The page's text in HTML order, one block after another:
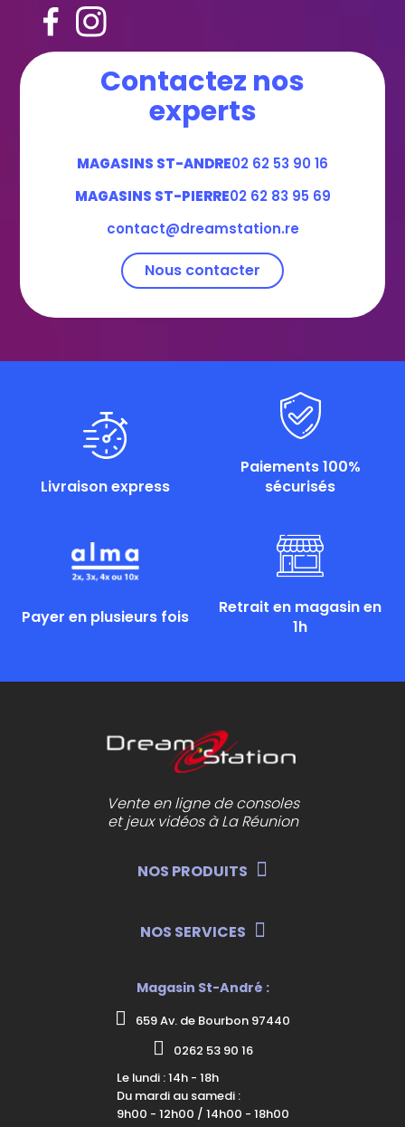
Contactez nos
experts
MAGASINS ST-ANDRE02 62 53 90 16
MAGASINS ST-PIERRE02 62 83 95 69
contact@dreamstation.re
Nous contacter
Livraison express
Paiements 100%
sécurisés
Payer en plusieurs fois
Retrait en magasin en
1h
Vente en ligne de consoles
et jeux vidéos à La Réunion
NOS PRODUITS
NOS SERVICES
Magasin St-André :
659 Av. de Bourbon 97440
0262 53 90 16
Le lundi : 14h - 18h
Du mardi au samedi :
9h00 - 12h00 / 14h00 - 18h00